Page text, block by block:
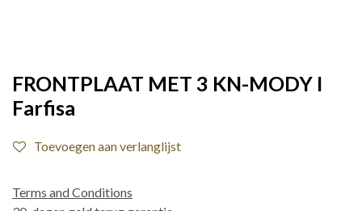
FRONTPLAAT MET 3 KN-MODY I
Farfisa
Toevoegen aan verlanglijst
Terms and Conditions